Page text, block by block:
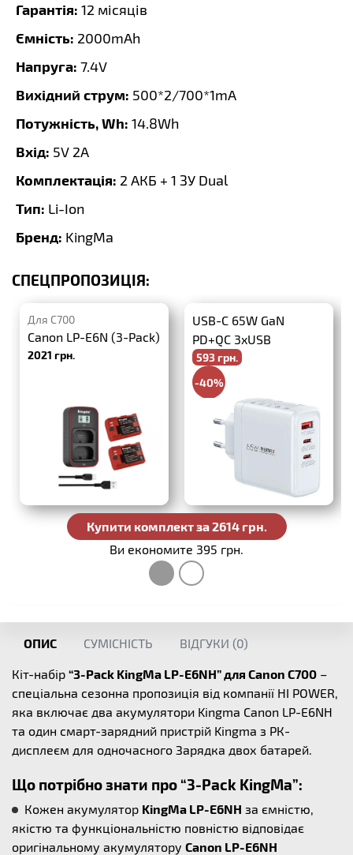
Гарантія: 12 місяців
Ємність: 2000mAh
Напруга: 7.4V
Вихідний струм: 500*2/700*1mA
Потужність, Wh: 14.8Wh
Вхід: 5V 2A
Комплектація: 2 АКБ + 1 ЗУ Dual
Тип: Li-Ion
Бренд: KingMa
СПЕЦПРОПОЗИЦІЯ:
Для C700
Canon LP-E6N (3-Pack)
2021 грн.
USB-C 65W GaN
PD+QC 3xUSB
593 грн.
-40%
988 грн.
Купити комплект за 2614 грн.
Ви економите 395 грн.
ОПИС СУМІСНІСТЬ ВІДГУКИ (0)
Кіт-набір “3-Pack KingMa LP-E6NH” для Canon C700 –
спеціальна сезонна пропозиція від компанії HI POWER,
яка включає два акумулятори Kingma Canon LP-E6NH
та один смарт-зарядний пристрій Kingma з РК-
дисплеєм для одночасного Зарядка двох батарей.
Що потрібно знати про “3-Pack KingMa”:
Кожен акумулятор KingMa LP-E6NH за ємністю,
якістю та функціональністю повністю відповідає
оригінальному акумулятору Canon LP-E6NH